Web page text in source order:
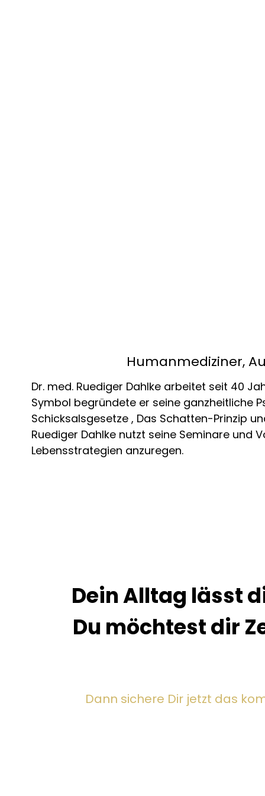
Humanmediziner,
Dr. med. Ruediger Dahlke arbeitet seit 40
Symbol begründete er seine ganzheitliche
Schicksalsgesetze , Das Schatten-Prinzip
Ruediger Dahlke nutzt seine Seminare und
Lebensstrategien anzuregen.
Dein Alltag lässt
Du möchtest dir
Dann sichere Dir jetzt das